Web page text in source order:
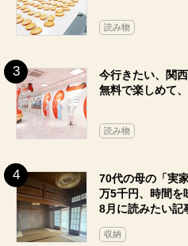
読み物
今行きたい、関
無料で楽しめて
読み物
70代の母の「実
万5千円、時間を
8月に読みたい記
収納